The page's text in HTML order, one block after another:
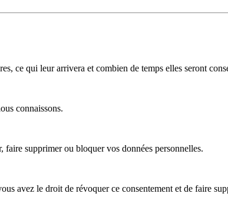
ce qui leur arrivera et combien de temps elles seront
connaissons.
supprimer ou bloquer vos données personnelles.
avez le droit de révoquer ce consentement et de faire